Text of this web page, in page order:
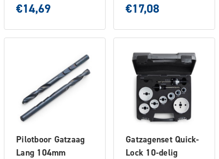
€14,69 €17,08
Pilotboor Gatzaag
Lang 104mm
Gatzagenset Quick-
Lock 10-delig